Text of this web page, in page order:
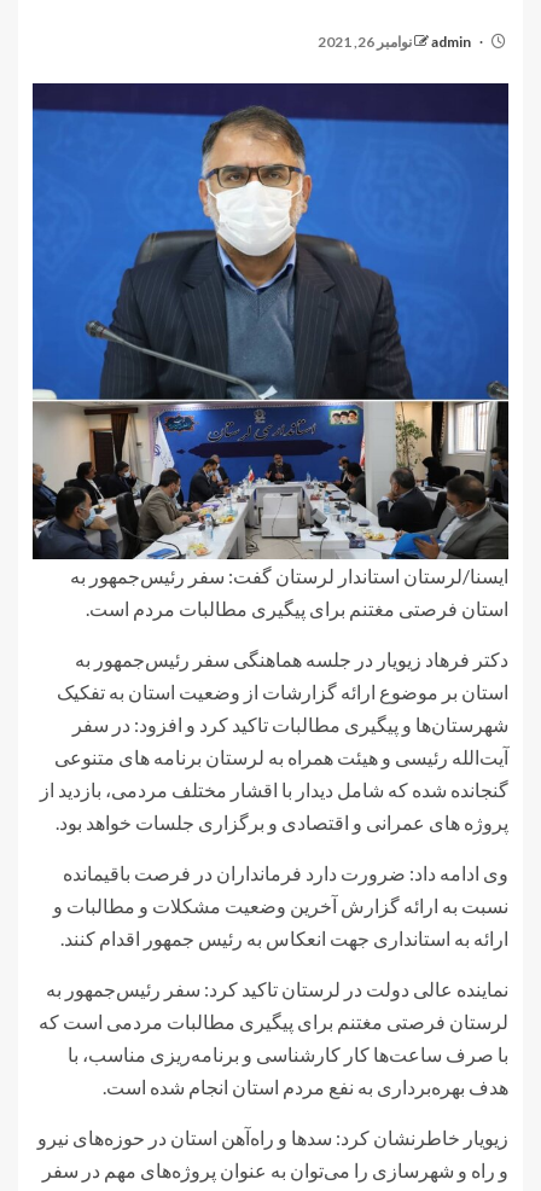
admin نوامبر 26, 2021
ایسنا/لرستان استاندار لرستان گفت:‍ سفر رئیس‌جمهور به
استان فرصتی مغتنم برای پیگیری مطالبات مردم است.
دکتر فرهاد زیویار در جلسه هماهنگی سفر رئیس‌جمهور به
استان بر موضوع ارائه گزارشات از وضعیت استان به تفکیک
شهرستان‌ها و پیگیری مطالبات تاکید کرد و افزود: در سفر
آیت‌الله رئیسی و هیئت همراه به لرستان برنامه های متنوعی
گنجانده شده که شامل دیدار با اقشار مختلف مردمی، بازدید از
پروژه های عمرانی و اقتصادی و برگزاری جلسات خواهد بود.
وی ادامه داد: ضرورت دارد فرمانداران در فرصت باقیمانده
نسبت به ارائه گزارش آخرین وضعیت مشکلات و مطالبات و
ارائه به استانداری جهت انعکاس به رئیس جمهور اقدام کنند.
نماینده عالی دولت در لرستان تاکید کرد: سفر رئیس‌جمهور به
لرستان فرصتی مغتنم برای پیگیری مطالبات مردمی است که
با صرف ساعت‌ها کار کارشناسی و برنامه‌ریزی مناسب، با
هدف بهره‌برداری به نفع مردم استان انجام شده است.
زیویار خاطرنشان کرد: سدها و راه‌آهن استان در حوزه‌های نیرو
و راه و شهرسازی را می‌توان به عنوان پروژه‌های مهم در سفر